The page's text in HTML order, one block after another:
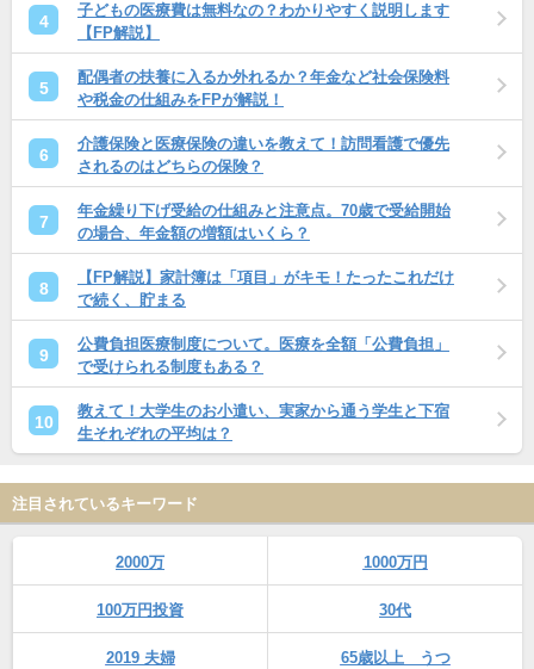
4
子どもの医療費は無料なの？わかりやすく説明します
【FP解説】
5
配偶者の扶養に入るか外れるか？年金など社会保険料
や税金の仕組みをFPが解説！
6
介護保険と医療保険の違いを教えて！訪問看護で優先
されるのはどちらの保険？
7
年金繰り下げ受給の仕組みと注意点。70歳で受給開始
の場合、年金額の増額はいくら？
8
【FP解説】家計簿は「項目」がキモ！たったこれだけ
で続く、貯まる
9
公費負担医療制度について。医療を全額「公費負担」
で受けられる制度もある？
10
教えて！大学生のお小遣い、実家から通う学生と下宿
生それぞれの平均は？
注目されているキーワード
2000万 1000万円
100万円投資 30代
2019 夫婦 65歳以上 うつ